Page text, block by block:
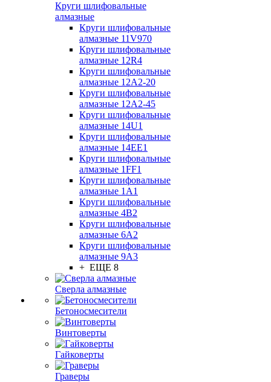
Круги шлифовальные
алмазные
Круги шлифовальные
алмазные 11V970
Круги шлифовальные
алмазные 12R4
Круги шлифовальные
алмазные 12А2-20
Круги шлифовальные
алмазные 12А2-45
Круги шлифовальные
алмазные 14U1
Круги шлифовальные
алмазные 14ЕЕ1
Круги шлифовальные
алмазные 1FF1
Круги шлифовальные
алмазные 1А1
Круги шлифовальные
алмазные 4В2
Круги шлифовальные
алмазные 6A2
Круги шлифовальные
алмазные 9А3
+ ЕЩЕ 8
Сверла алмазные
Бетоносмесители
Винтоверты
Гайковерты
Граверы